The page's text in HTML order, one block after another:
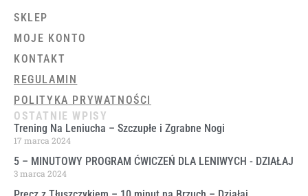
SKLEP
MOJE KONTO
KONTAKT
REGULAMIN
POLITYKA PRYWATNOŚCI
OSTATNIE WPISY
Trening Na Leniucha – Szczupłe i Zgrabne Nogi
17 marca 2024
5 – MINUTOWY PROGRAM ĆWICZEŃ DLA LENIWYCH ​- DZIAŁAJ
3 marca 2024